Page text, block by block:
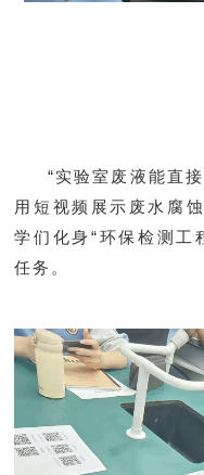
“实验室废液能直
用短视频展示废水腐
学们化身“环保检测工
任务。